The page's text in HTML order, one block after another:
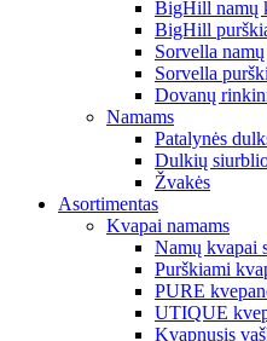
BigHill namų
BigHill
Sorvella
Sorvella
Dovanų
Namams
Patalynės
Dulkių
Žvakės
Asortimentas
Kvapai namams
Namų kvapai
Purškiami
PURE
UTIQUE
Kvapnusis